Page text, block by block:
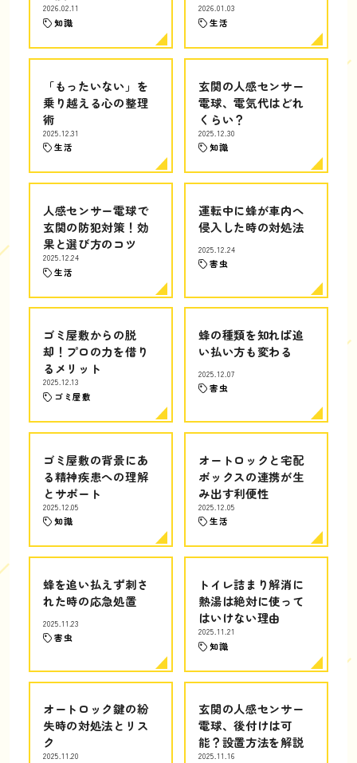
2026.02.11
知識
2026.01.03
生活
「もったいない」を
乗り越える心の整理
術
2025.12.31
生活
玄関の人感センサー
電球、電気代はどれ
くらい？
2025.12.30
知識
人感センサー電球で
玄関の防犯対策！効
果と選び方のコツ
2025.12.24
生活
運転中に蜂が車内へ
侵入した時の対処法
2025.12.24
害虫
ゴミ屋敷からの脱
却！プロの力を借り
るメリット
2025.12.13
ゴミ屋敷
蜂の種類を知れば追
い払い方も変わる
2025.12.07
害虫
ゴミ屋敷の背景にあ
る精神疾患への理解
とサポート
2025.12.05
知識
オートロックと宅配
ボックスの連携が生
み出す利便性
2025.12.05
生活
蜂を追い払えず刺さ
れた時の応急処置
2025.11.23
害虫
トイレ詰まり解消に
熱湯は絶対に使って
はいけない理由
2025.11.21
知識
オートロック鍵の紛
失時の対処法とリス
ク
2025.11.20
玄関の人感センサー
電球、後付けは可
能？設置方法を解説
2025.11.16